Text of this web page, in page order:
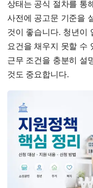
상태는 공식 절차를 통
사전에 공고문 기준을
것이 좋습니다. 청년이
요건을 채우지 못할 수
근무 조건을 충분히 설
것도 중요합니다.